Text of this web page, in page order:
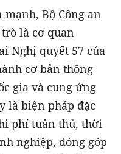
Bộ Công an
là cơ quan
Nghị quyết 57 của
cơ bản thông
gia và cung ứng
là biện pháp đặc
phí tuân thủ, thời
nghiệp, đóng góp